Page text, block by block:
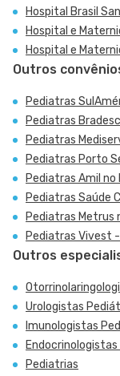
Hospital Brasil
Hospital e
Hospital e
Outros
Pediatras
Pediatras
Pediatras
Pediatras Porto
Pediatras Amil
Pediatras Saúde
Pediatras Metrus
Pediatras Vivest
Outros
Urologistas
Imunologistas
Pediatrias